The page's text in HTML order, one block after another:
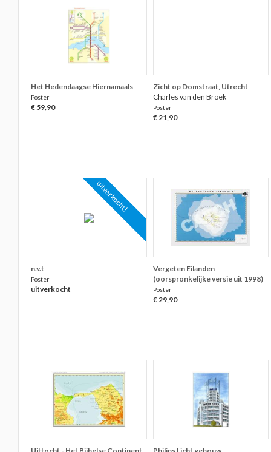
Het Hedendaagse Hiernamaals
Poster
€ 59,90
Zicht op Domstraat, Utrecht
Charles van den Broek
Poster
€ 21,90
uitverkocht!
n.v.t
Poster
uitverkocht
Vergeten Eilanden
(oorspronkelijke versie uit 1998)
Poster
€ 29,90